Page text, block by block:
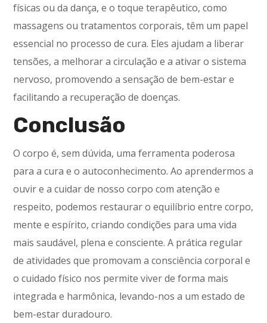
físicas ou da dança, e o toque terapêutico, como
massagens ou tratamentos corporais, têm um papel
essencial no processo de cura. Eles ajudam a liberar
tensões, a melhorar a circulação e a ativar o sistema
nervoso, promovendo a sensação de bem-estar e
facilitando a recuperação de doenças.
Conclusão
O corpo é, sem dúvida, uma ferramenta poderosa
para a cura e o autoconhecimento. Ao aprendermos a
ouvir e a cuidar de nosso corpo com atenção e
respeito, podemos restaurar o equilíbrio entre corpo,
mente e espírito, criando condições para uma vida
mais saudável, plena e consciente. A prática regular
de atividades que promovam a consciência corporal e
o cuidado físico nos permite viver de forma mais
integrada e harmônica, levando-nos a um estado de
bem-estar duradouro.